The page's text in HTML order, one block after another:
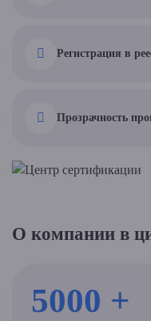
Регистрация в
Прозрачность
О компании в
5000 +